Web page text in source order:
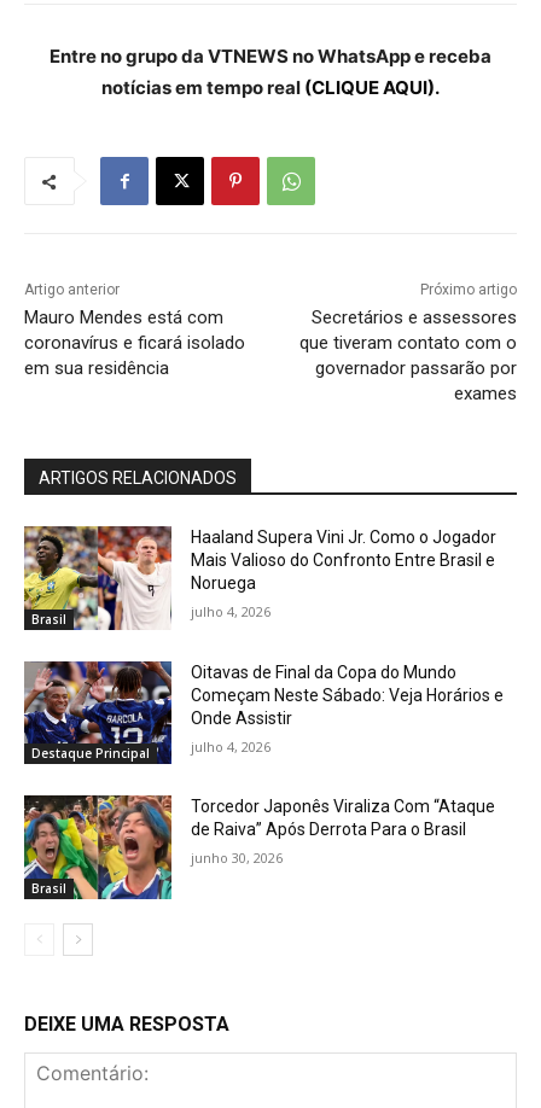
Entre no grupo da VTNEWS no WhatsApp e receba
notícias em tempo real (CLIQUE AQUI).
Artigo anterior
Mauro Mendes está com
coronavírus e ficará isolado
em sua residência
Próximo artigo
Secretários e assessores
que tiveram contato com o
governador passarão por
exames
ARTIGOS RELACIONADOS
Brasil
Haaland Supera Vini Jr. Como o Jogador
Mais Valioso do Confronto Entre Brasil e
Noruega
julho 4, 2026
Destaque Principal
Oitavas de Final da Copa do Mundo
Começam Neste Sábado: Veja Horários e
Onde Assistir
julho 4, 2026
Brasil
Torcedor Japonês Viraliza Com “Ataque
de Raiva” Após Derrota Para o Brasil
junho 30, 2026
DEIXE UMA RESPOSTA